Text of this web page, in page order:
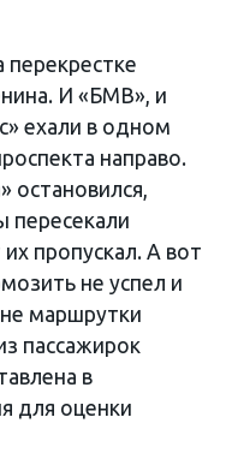
И «БМВ», и
ехали в одном
направо.
остановился,
пересекали
пропускал. А вот
не успел и
маршрутки
пассажирок
в
для оценки